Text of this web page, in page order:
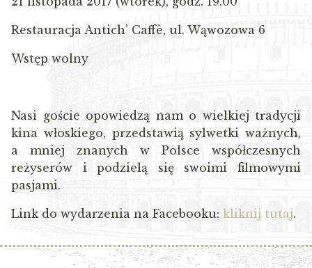
Restauracja Antich’ Caffè, ul. Wąwozowa 6
Wstęp wolny
Nasi goście opowiedzą nam o wielkiej tradycji
kina włoskiego, przedstawią sylwetki ważnych,
a mniej znanych w Polsce współczesnych
reżyserów i podzielą się swoimi filmowymi
pasjami.
Link do wydarzenia na Facebooku: kliknij tutaj.